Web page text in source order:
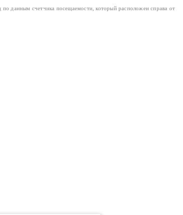
данным счетчика посещаемости, который расположен справа от